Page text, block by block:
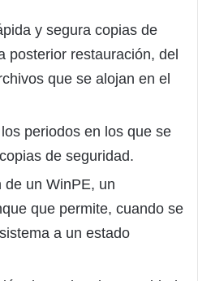
y segura copias de
posterior restauración, del
que se alojan en el
periodos en los que se
de seguridad.
de un WinPE, un
que permite, cuando se
a un estado